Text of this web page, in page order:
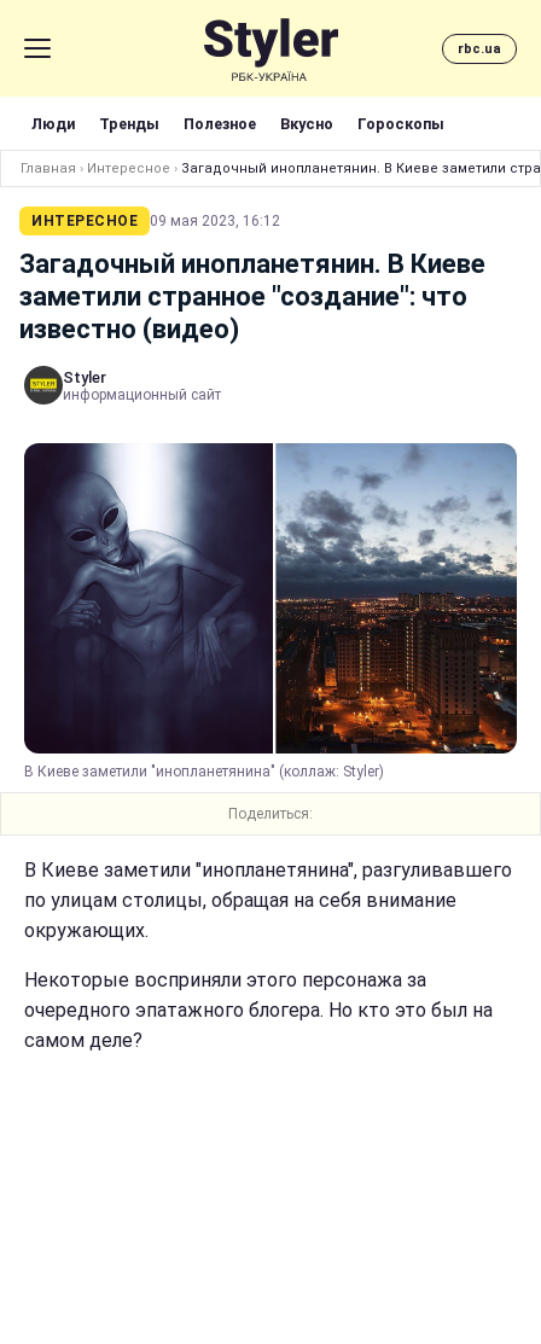
rbc.ua
Люди Тренды Полезное Вкусно Гороскопы
Главная › Интересное › Загадочный инопланетянин. В Киеве заметили
ИНТЕРЕСНОЕ 09 мая 2023, 16:12
Загадочный инопланетянин. В Киеве
заметили странное "создание": что
известно (видео)
Styler
информационный сайт
В Киеве заметили "инопланетянина" (коллаж: Styler)
Поделиться:
В Киеве заметили "инопланетянина", разгуливавшего
по улицам столицы, обращая на себя внимание
окружающих.
Некоторые восприняли этого персонажа за
очередного эпатажного блогера. Но кто это был на
самом деле?